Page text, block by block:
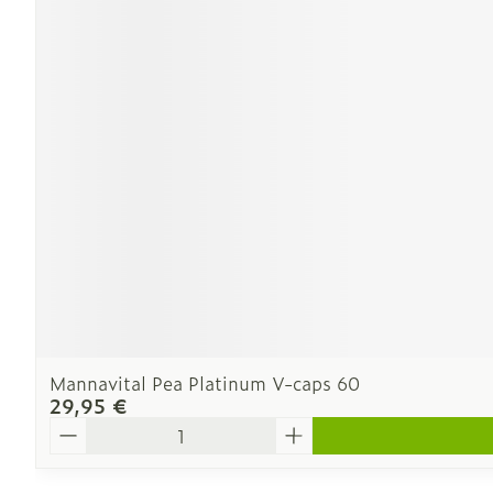
Mannavital Pea Platinum V-caps 60
29,95 €